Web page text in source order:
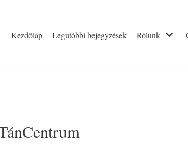
Kezdőlap Legutóbbi bejegyzések Rólunk